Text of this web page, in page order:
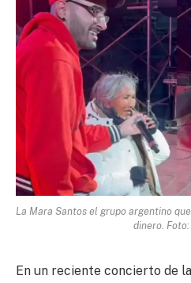
La Mara Santos el grupo argentino
dinero.
En un reciente concierto de